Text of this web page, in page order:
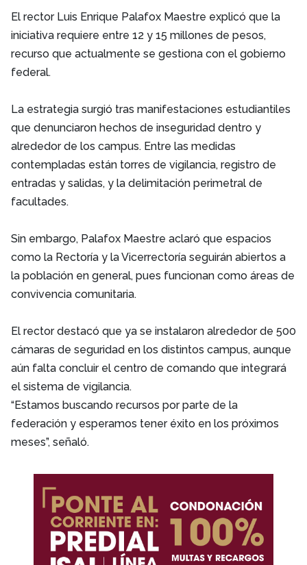
El rector Luis Enrique Palafox Maestre explicó que la
iniciativa requiere entre 12 y 15 millones de pesos,
recurso que actualmente se gestiona con el gobierno
federal.
La estrategia surgió tras manifestaciones estudiantiles
que denunciaron hechos de inseguridad dentro y
alrededor de los campus. Entre las medidas
contempladas están torres de vigilancia, registro de
entradas y salidas, y la delimitación perimetral de
facultades.
Sin embargo, Palafox Maestre aclaró que espacios
como la Rectoría y la Vicerrectoría seguirán abiertos a
la población en general, pues funcionan como áreas de
convivencia comunitaria.
El rector destacó que ya se instalaron alrededor de 500
cámaras de seguridad en los distintos campus, aunque
aún falta concluir el centro de comando que integrará
el sistema de vigilancia.
“Estamos buscando recursos por parte de la
federación y esperamos tener éxito en los próximos
meses”, señaló.